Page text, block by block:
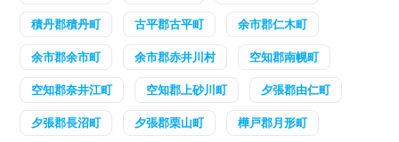
積丹郡積丹町 古平郡古平町 余市郡仁木町
余市郡余市町 余市郡赤井川村 空知郡南幌町
空知郡奈井江町 空知郡上砂川町 夕張郡由仁町
夕張郡長沼町 夕張郡栗山町 樺戸郡月形町